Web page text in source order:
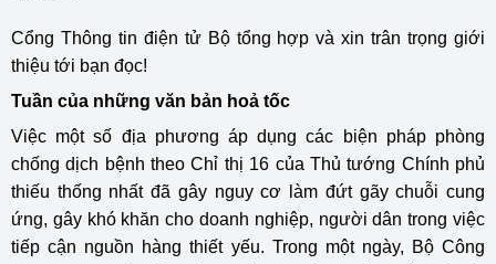
Cổng Thông tin điện tử Bộ tổng hợp và xin trân trọng giới
thiệu tới bạn đọc!
Tuần của những văn bản hoả tốc
Việc một số địa phương áp dụng các biện pháp phòng
chống dịch bệnh theo Chỉ thị 16 của Thủ tướng Chính phủ
thiếu thống nhất đã gây nguy cơ làm đứt gãy chuỗi cung
ứng, gây khó khăn cho doanh nghiệp, người dân trong việc
tiếp cận nguồn hàng thiết yếu. Trong một ngày, Bộ Công